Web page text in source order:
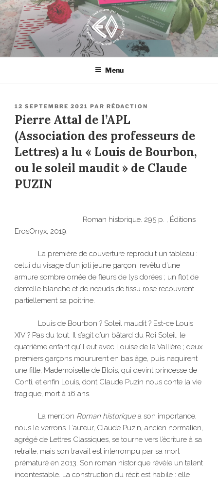
Aller
au
contenu
principal
EROSONYX
Tout livre n’est-il pas une bouteille jetée à la mer ?
Menu
PUBLIÉ
LE
12 SEPTEMBRE 2021 PAR RÉDACTION
Pierre Attal de l’APL
(Association des professeurs de
Lettres) a lu « Louis de Bourbon,
ou le soleil maudit » de Claude
PUZIN
Roman historique. 295 p. , Éditions
ErosOnyx, 2019.
La première de couverture reproduit un tableau :
celui du visage d’un joli jeune garçon, revêtu d’une
armure sombre ornée de fleurs de lys dorées ; un flot de
dentelle blanche et de nœuds de tissu rose recouvrent
partiellement sa poitrine.
Louis de Bourbon ? Soleil maudit ? Est-ce Louis
XIV ? Pas du tout. Il s’agit d’un bâtard du Roi Soleil, le
quatrième enfant qu’il eut avec Louise de la Vallière ; deux
premiers garçons moururent en bas âge, puis naquirent
une fille, Mademoiselle de Blois, qui devint princesse de
Conti, et enfin Louis, dont Claude Puzin nous conte la vie
tragique, mort à 16 ans.
La mention Roman historiquea son importance,
nous le verrons. L’auteur, Claude Puzin, ancien normalien,
agrégé de Lettres Classiques, se tourne vers l’écriture à sa
retraite, mais son travail est interrompu par sa mort
prématuré en 2013. Son roman historique révèle un talent
incontestable. La construction du récit est habile : elle